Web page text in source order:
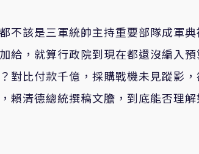
不該是三軍統帥主持重要部隊成軍
給，就算行政院到現在都還沒編入
對比付款千億，採購戰機未見蹤影
賴清德總統撰稿文膽，到底能否理